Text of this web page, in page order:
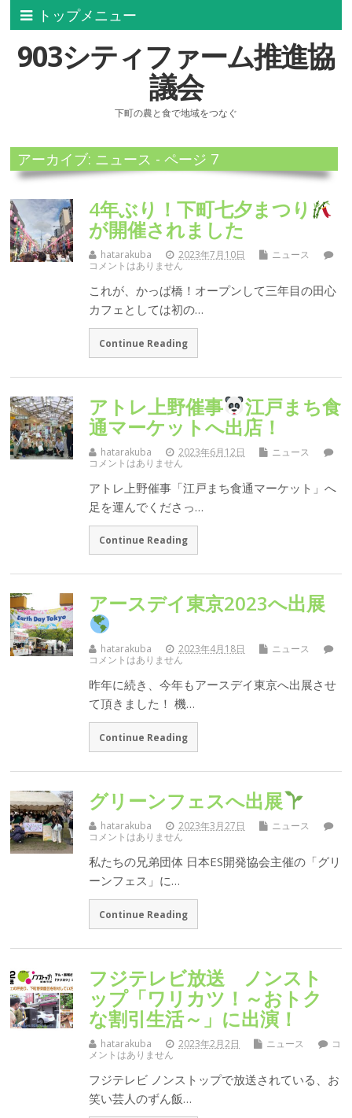
トップメニュー
903シティファーム推進協
議会
下町の農と食で地域をつなぐ
アーカイブ: ニュース - ページ 7
4年ぶり！下町七夕まつり
が開催されました
hatarakuba 2023年7月10日
ニュース
コメントはありません
これが、かっぱ橋！オープンして三年目の田心
カフェとしては初の…
Continue Reading
アトレ上野催事 江戸まち食
通マーケットへ出店！
hatarakuba 2023年6月12日
ニュース
コメントはありません
アトレ上野催事「江戸まち食通マーケット」へ
足を運んでくださっ…
Continue Reading
アースデイ東京2023へ出展
hatarakuba 2023年4月18日
ニュース
コメントはありません
昨年に続き、今年もアースデイ東京へ出展させ
て頂きました！ 機…
Continue Reading
グリーンフェスへ出展
hatarakuba 2023年3月27日
ニュース
コメントはありません
私たちの兄弟団体 日本ES開発協会主催の「グリ
ーンフェス」に…
Continue Reading
フジテレビ放送 ノンスト
ップ「ワリカツ！～おトク
な割引生活～」に出演！
hatarakuba 2023年2月2日 ニュース
コ
メントはありません
フジテレビ ノンストップで放送されている、お
笑い芸人のずん飯…